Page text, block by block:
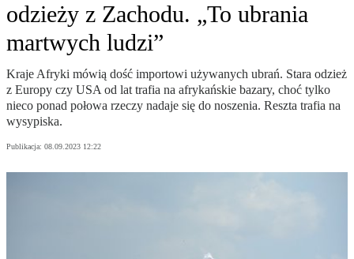
odzieży z Zachodu. „To ubrania
martwych ludzi”
Kraje Afryki mówią dość importowi używanych ubrań. Stara odzież
z Europy czy USA od lat trafia na afrykańskie bazary, choć tylko
nieco ponad połowa rzeczy nadaje się do noszenia. Reszta trafia na
wysypiska.
Publikacja: 08.09.2023 12:22